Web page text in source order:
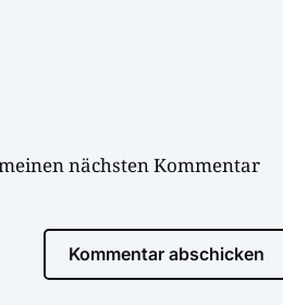
nächsten Kommentar
Kommentar abschicken